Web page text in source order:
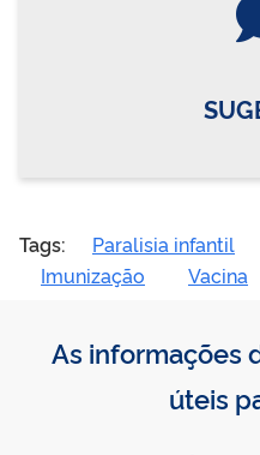
Tags: Paralisia infantil
Imunização
Vacina
As informações
úteis